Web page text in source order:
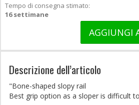
Tempo di consegna stimato:
16 settimane
AGGIUNGI
Descrizione dell’articolo
"Bone-shaped slopy rail
Best grip option as a sloper is difficult